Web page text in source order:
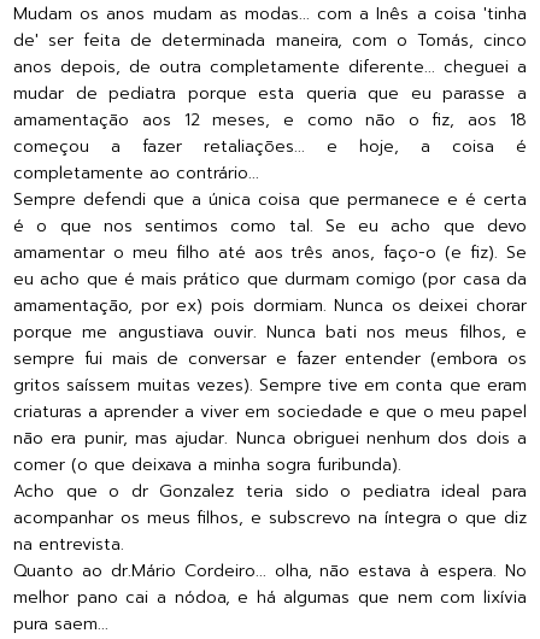
Mudam os anos mudam as modas... com a Inês a coisa 'tinha
de' ser feita de determinada maneira, com o Tomás, cinco
anos depois, de outra completamente diferente... cheguei a
mudar de pediatra porque esta queria que eu parasse a
amamentação aos 12 meses, e como não o fiz, aos 18
começou a fazer retaliações... e hoje, a coisa é
completamente ao contrário...
Sempre defendi que a única coisa que permanece e é certa
é o que nos sentimos como tal. Se eu acho que devo
amamentar o meu filho até aos três anos, faço-o (e fiz). Se
eu acho que é mais prático que durmam comigo (por casa da
amamentação, por ex) pois dormiam. Nunca os deixei chorar
porque me angustiava ouvir. Nunca bati nos meus filhos, e
sempre fui mais de conversar e fazer entender (embora os
gritos saíssem muitas vezes). Sempre tive em conta que eram
criaturas a aprender a viver em sociedade e que o meu papel
não era punir, mas ajudar. Nunca obriguei nenhum dos dois a
comer (o que deixava a minha sogra furibunda).
Acho que o dr Gonzalez teria sido o pediatra ideal para
acompanhar os meus filhos, e subscrevo na íntegra o que diz
na entrevista.
Quanto ao dr.Mário Cordeiro... olha, não estava à espera. No
melhor pano cai a nódoa, e há algumas que nem com lixívia
pura saem...